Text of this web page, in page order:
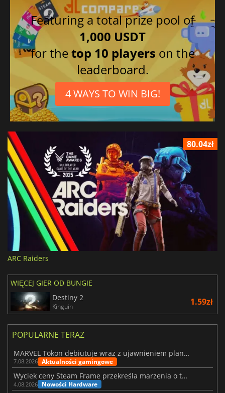
Featuring a total prize pool of
1,000 USDT
for thetop 10 players on the
leaderboard.
4 WAYS TO WIN BIG!
80.04zł
ARC Raiders
WIĘCEJ GIER OD BUNGIE
Destiny 2
Kinguin 1.59zł
POPULARNE TERAZ
MARVEL Tōkon debiutuje wraz z ujawnieniem planu rozwoju na pierwszy rok
7.08.2026 Aktualności gamingowe
Wyciek ceny Steam Frame przekreśla marzenia o tanim zestawie VR
4.08.2026 Nowości Hardware